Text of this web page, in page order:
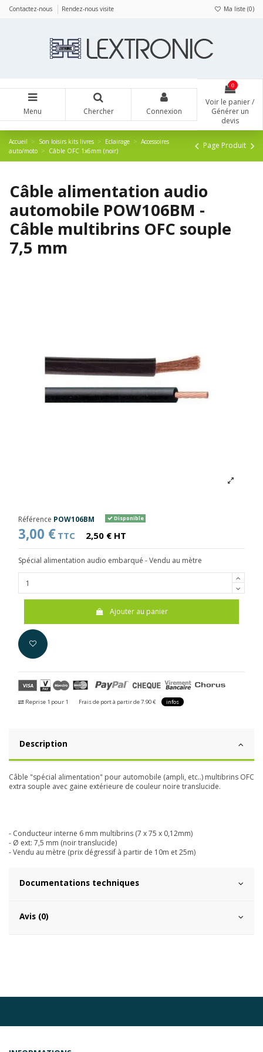
Contactez-nous Rendez-nous visite Ma liste (0)
Menu Chercher Connexion
0
Voir le panier /
Générer un
devis
Accueil Son loisirs kits livres Eclairage
Accessoires
auto/moto
Câble OFC 1x6mm (noir)
Page Produit
Câble alimentation audio
automobile POW106BM -
Câble multibrins OFC souple
7,5 mm
Référence POW106BM Disponible
3,00 € TTC 2,50 € HT
Spécial alimentation audio embarqué - Vendu au mètre
Ajouter au panier
Reprise 1 pour 1 Frais de port à partir de 7.90 € infos
Description
Câble "spécial alimentation" pour automobile (ampli, etc..) multibrins OFC
extra souple avec gaine extérieure de couleur noire translucide.
- Conducteur interne 6 mm multibrins (7 x 75 x 0,12mm)
- Ø ext: 7,5 mm (noir translucide)
- Vendu au mètre (prix dégressif à partir de 10m et 25m)
Documentations techniques
Avis (0)
Panneau de gestion des cookies